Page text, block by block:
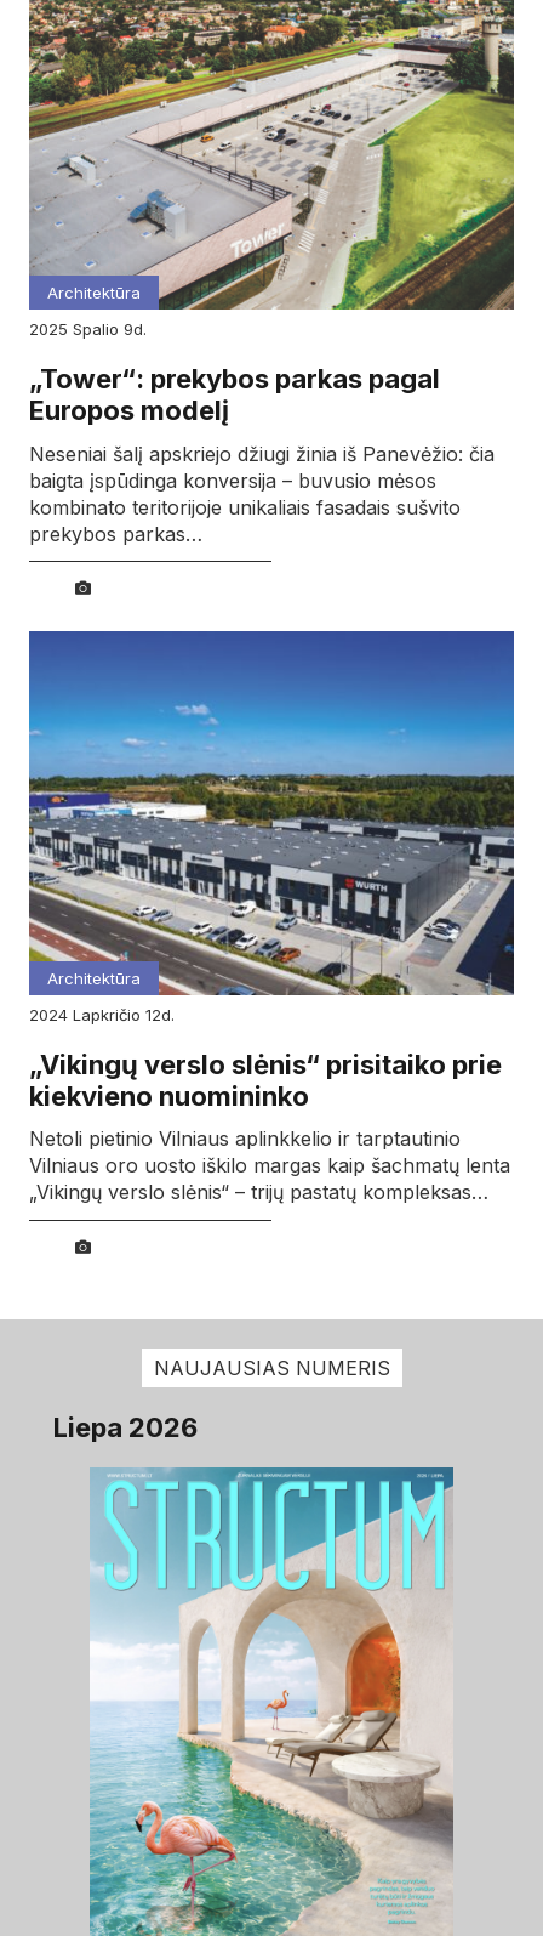
Architektūra
2025
spalio 9d.
„Tower“: prekybos parkas pagal
Europos modelį
Neseniai šalį apskriejo džiugi žinia iš Panevėžio: čia
baigta įspūdinga konversija – buvusio mėsos
kombinato teritorijoje unikaliais fasadais sušvito
prekybos parkas…
Architektūra
2024
lapkričio 12d.
„Vikingų verslo slėnis“ prisitaiko prie
kiekvieno nuomininko
Netoli pietinio Vilniaus aplinkkelio ir tarptautinio
Vilniaus oro uosto iškilo margas kaip šachmatų lenta
„Vikingų verslo slėnis“ – trijų pastatų kompleksas…
NAUJAUSIAS NUMERIS
Liepa 2026